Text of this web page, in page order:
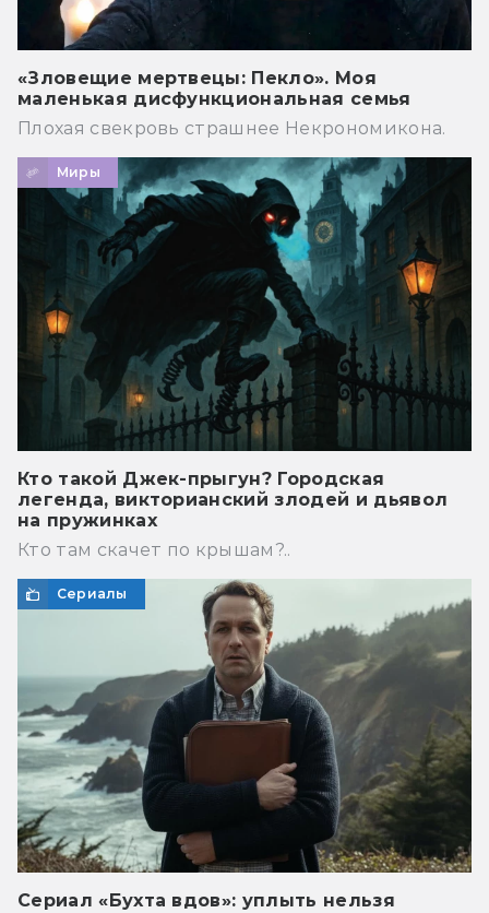
«Зловещие мертвецы: Пекло». Моя
маленькая дисфункциональная семья
Плохая свекровь страшнее Некрономикона.
Миры
Кто такой Джек-прыгун? Городская
легенда, викторианский злодей и дьявол
на пружинках
Кто там скачет по крышам?..
Сериалы
Сериал «Бухта вдов»: уплыть нельзя